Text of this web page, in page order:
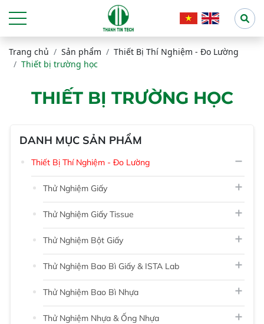
Trang chủ Sản phẩm
Thiết Bị Thí Nghiệm - Đo Lường
Thiết bị trường học
THIẾT BỊ TRƯỜNG HỌC
DANH MỤC SẢN PHẨM
Thiết Bị Thí Nghiệm - Đo Lường
Thử Nghiệm Giấy
Thử Nghiệm Giấy Tissue
Thử Nghiệm Bột Giấy
Thử Nghiệm Bao Bì Giấy & ISTA Lab
Thử Nghiệm Bao Bì Nhựa
Thử Nghiệm Nhựa & Ống Nhựa